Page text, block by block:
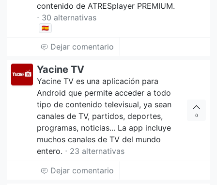
contenido de ATRESplayer PREMIUM.
⋅ 30 alternativas
🇪🇸
Dejar comentario
Yacine TV
Yacine TV es una aplicación para
Android que permite acceder a todo
tipo de contenido televisual, ya sean
canales de TV, partidos, deportes,
programas, noticias... La app incluye
muchos canales de TV del mundo
entero. ⋅ 23 alternativas
0
Dejar comentario